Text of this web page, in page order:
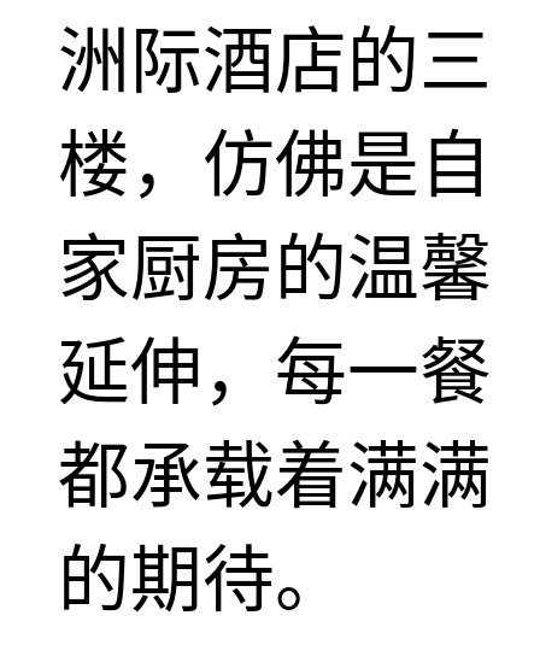
洲际酒店的三
楼，仿佛是自
家厨房的温馨
延伸，每一餐
都承载着满满
的期待。